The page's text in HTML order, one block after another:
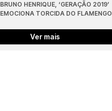
BRUNO HENRIQUE, ‘GERAÇÃO 2019’
EMOCIONA TORCIDA DO FLAMENGO
Ver mais